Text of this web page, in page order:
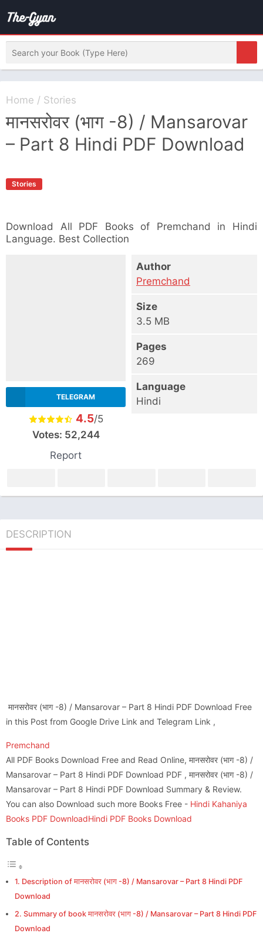
Home / Stories
मानसरोवर (भाग -8) / Mansarovar
– Part 8 Hindi PDF Download
Stories
Download All PDF Books of Premchand in Hindi
Language. Best Collection
TELEGRAM
4.5/5
Votes: 52,244
Report
Author
Premchand
Size
3.5 MB
Pages
269
Language
Hindi
DESCRIPTION
मानसरोवर (भाग -8) / Mansarovar – Part 8 Hindi PDF Download Free
in this Post from Google Drive Link and Telegram Link ,
Premchand
All PDF Books Download Free and Read Online, मानसरोवर (भाग -8) /
Mansarovar – Part 8 Hindi PDF Download PDF , मानसरोवर (भाग -8) /
Mansarovar – Part 8 Hindi PDF Download Summary & Review.
You can also Download such more Books Free - Hindi Kahaniya
Books PDF DownloadHindi PDF Books Download
Table of Contents
Description of मानसरोवर (भाग -8) / Mansarovar – Part 8 Hindi PDF
Download
Summary of book मानसरोवर (भाग -8) / Mansarovar – Part 8 Hindi PDF
Download